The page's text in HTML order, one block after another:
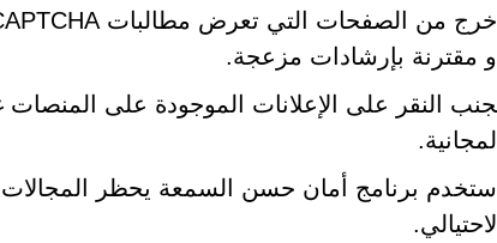
أو مقترنة بإرشادات مزعجة.
النقر على الإعلانات الموجودة على
المجانية.
استخدم برنامج أمان حسن السمعة يحظر المجالات
الاحتيالي.